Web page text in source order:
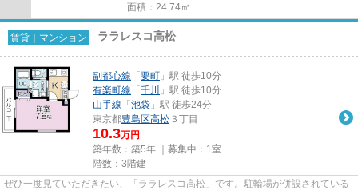
面積：24.74㎡
賃貸｜マンション ララレスコ高松
副都心線 「 要町 」駅 徒歩10分
有楽町線 「 千川
」駅 徒歩10分
山手線 「 池袋 」駅 徒歩24分
東京都豊島区高松 ３丁目
10.3万円
築年数：築5年 ｜募集中： 1室
階数：3階建
ぜひ一度見ていただきたい、「ララレスコ高松」です。駐輪場が併設されている